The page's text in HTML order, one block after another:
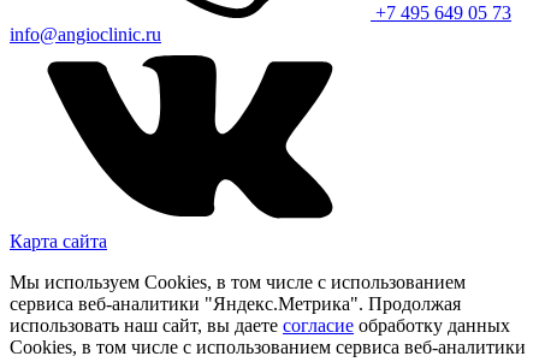
+7 495 649 05 73
info@angioclinic.ru
Карта сайта
Мы используем Cookies, в том числе с использованием
сервиса веб-аналитики "Яндекс.Метрика". Продолжая
использовать наш сайт, вы даете согласие обработку данных
Cookies, в том числе с использованием сервиса веб-аналитики